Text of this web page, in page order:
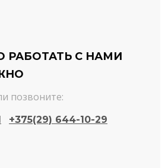
РАБОТАТЬ С НАМИ
позвоните:
+375(29) 644-10-29​